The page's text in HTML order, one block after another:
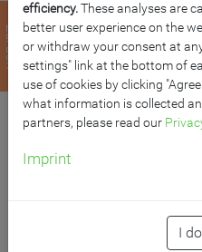
zurück DECKEN-
CELIDO
Befestigungsset für alle
Artikelnummer:
efficiency.These analyses are
better user experience on the
or withdraw your consent at
settings" link at the bottom of
use of cookies by clicking
what information is collected
partners, please read our
Imprint
I